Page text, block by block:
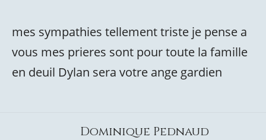
mes sympathies tellement triste je pense a
vous mes prieres sont pour toute la famille
en deuil Dylan sera votre ange gardien
Dominique Pednaud